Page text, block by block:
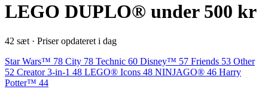
LEGO DUPLO® under 500 kr
42 sæt · Priser opdateret i dag
Star Wars™ 78 City 78 Technic 60 Disney™ 57 Friends 53 Other
52 Creator 3-in-1 48 LEGO® Icons 48 NINJAGO® 46 Harry
Potter™ 44